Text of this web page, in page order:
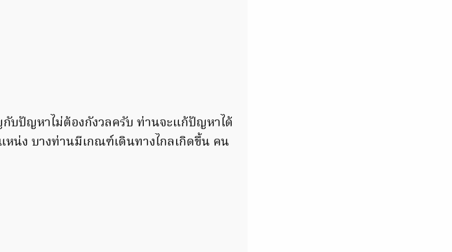
บปัญหาไม่ต้องกังวลครับ ท่านจะแก้ปัญหาได้
หน่ง บางท่านมีเกณฑ์เดินทางไกลเกิดขึ้น คน